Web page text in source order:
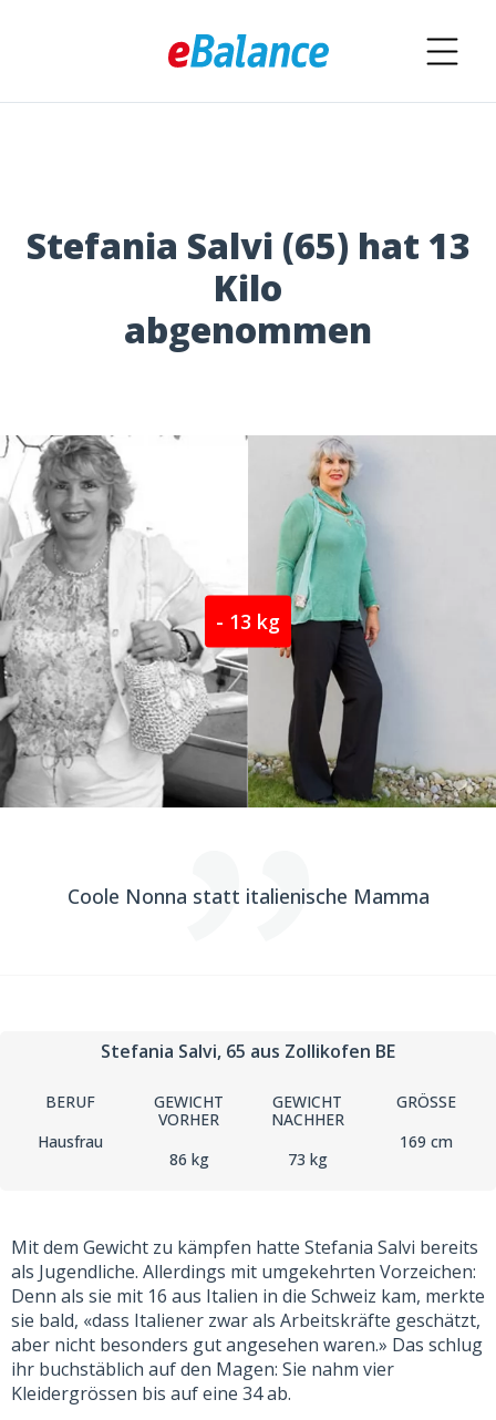
Stefania Salvi (65) hat 13
Kilo
abgenommen
- 13 kg
Coole Nonna statt italienische Mamma
Stefania Salvi, 65 aus Zollikofen BE
BERUF
Hausfrau
GEWICHT
VORHER
86 kg
GEWICHT
NACHHER
73 kg
GRÖSSE
169 cm
Mit dem Gewicht zu kämpfen hatte Stefania Salvi bereits
als Jugendliche. Allerdings mit umgekehrten Vorzeichen:
Denn als sie mit 16 aus Italien in die Schweiz kam, merkte
sie bald, «dass Italiener zwar als Arbeitskräfte geschätzt,
aber nicht besonders gut angesehen waren.» Das schlug
ihr buchstäblich auf den Magen: Sie nahm vier
Kleidergrössen bis auf eine 34 ab.